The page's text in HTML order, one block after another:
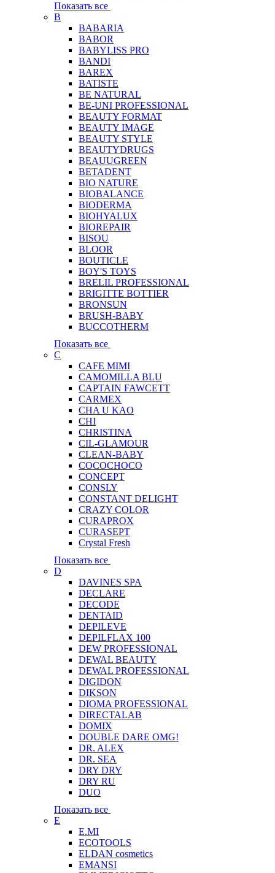
Показать все
B
BABARIA
BABOR
BABYLISS PRO
BANDI
BAREX
BATISTE
BE NATURAL
BE-UNI PROFESSIONAL
BEAUTY FORMAT
BEAUTY IMAGE
BEAUTY STYLE
BEAUTYDRUGS
BEAUUGREEN
BETADENT
BIO NATURE
BIOBALANCE
BIODERMA
BIOHYALUX
BIOREPAIR
BISOU
BLOOR
BOUTICLE
BOY'S TOYS
BRELIL PROFESSIONAL
BRIGITTE BOTTIER
BRONSUN
BRUSH-BABY
BUCCOTHERM
Показать все
C
CAFE MIMI
CAMOMILLA BLU
CAPTAIN FAWCETT
CARMEX
CHA U KAO
CHI
CHRISTINA
CIL-GLAMOUR
CLEAN-BABY
COCOCHOCO
CONCEPT
CONSLY
CONSTANT DELIGHT
CRAZY COLOR
CURAPROX
CURASEPT
Crystal Fresh
Показать все
D
DAVINES SPA
DECLARE
DECODE
DENTAID
DEPILEVE
DEPILFLAX 100
DEW PROFESSIONAL
DEWAL BEAUTY
DEWAL PROFESSIONAL
DIGIDON
DIKSON
DIOMA PROFESSIONAL
DIRECTALAB
DOMIX
DOUBLE DARE OMG!
DR. ALEX
DR. SEA
DRY DRY
DRY RU
DUO
Показать все
E
E.MI
ECOTOOLS
ELDAN cosmetics
EMANSI